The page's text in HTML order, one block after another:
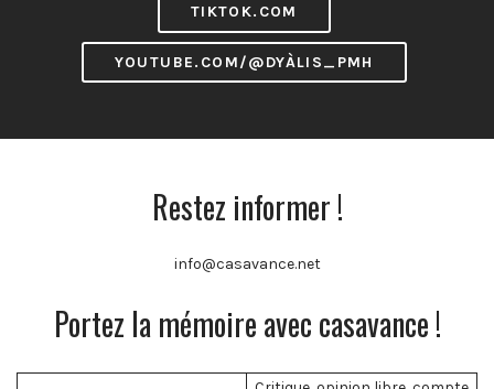
TIKTOK.COM
YOUTUBE.COM/@DYÀLIS_PMH
Restez informer !
info@casavance.net
Portez la mémoire avec casavance !